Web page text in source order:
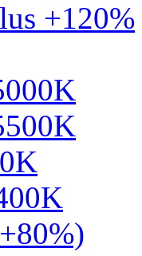
+120%